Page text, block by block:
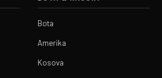
Bota
Amerika
Kosova